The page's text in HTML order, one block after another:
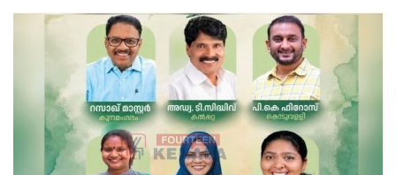
email